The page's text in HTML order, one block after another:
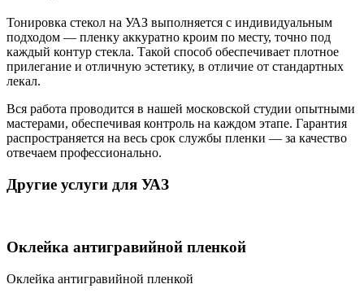
Тонировка стекол на УАЗ выполняется с индивидуальным
подходом — пленку аккуратно кроим по месту, точно под
каждый контур стекла. Такой способ обеспечивает плотное
прилегание и отличную эстетику, в отличие от стандартных
лекал.
Вся работа проводится в нашей московской студии опытными
мастерами, обеспечивая контроль на каждом этапе. Гарантия
распространяется на весь срок службы пленки — за качество
отвечаем профессионально.
Другие услуги для УАЗ
Оклейка антигравийной пленкой
Оклейка антигравийной пленкой